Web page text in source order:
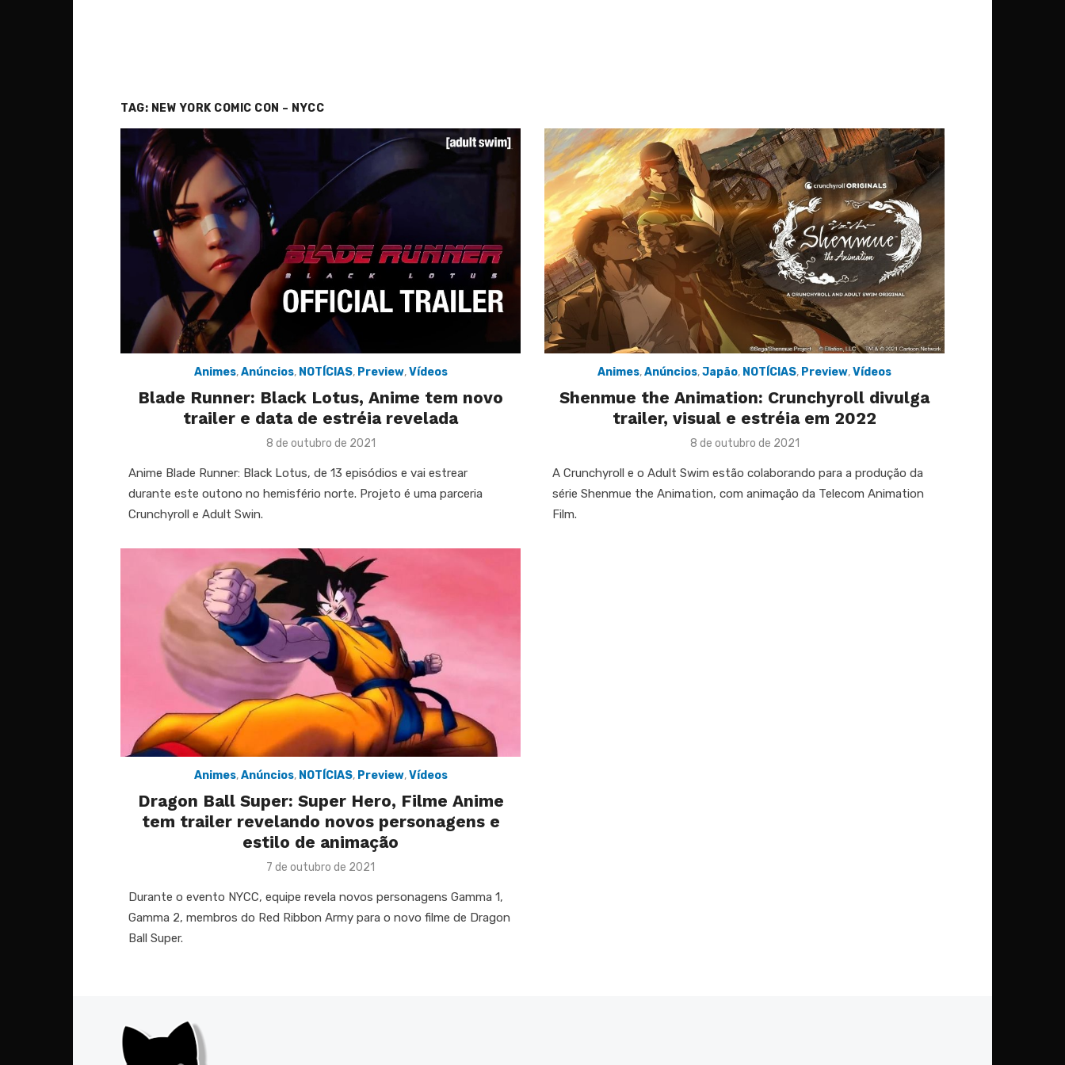
TAG: NEW YORK COMIC CON – NYCC
Animes,Anúncios, NOTÍCIAS, Preview,Vídeos
Blade Runner: Black Lotus, Anime tem novo
trailer e data de estréia revelada
Posted
8 de outubro de 2021
Anime Blade Runner: Black Lotus, de 13 episódios e vai estrear
durante este outono no hemisfério norte. Projeto é uma parceria
Crunchyroll e Adult Swin.
Animes,Anúncios,Japão, NOTÍCIAS, Preview,Vídeos
Shenmue the Animation: Crunchyroll divulga
trailer, visual e estréia em 2022
Posted
8 de outubro de 2021
A Crunchyroll e o Adult Swim estão colaborando para a produção da
série Shenmue the Animation, com animação da Telecom Animation
Film.
Animes,Anúncios, NOTÍCIAS, Preview,Vídeos
Dragon Ball Super: Super Hero, Filme Anime
tem trailer revelando novos personagens e
estilo de animação
Posted
7 de outubro de 2021
Durante o evento NYCC, equipe revela novos personagens Gamma 1,
Gamma 2, membros do Red Ribbon Army para o novo filme de Dragon
Ball Super.